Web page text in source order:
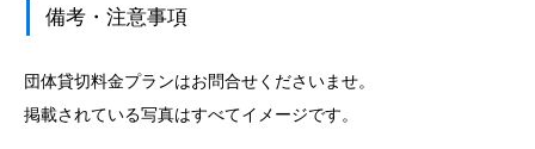
備考・注意事項
団体貸切料金プランはお問合せくださいませ。
掲載されている写真はすべてイメージです。